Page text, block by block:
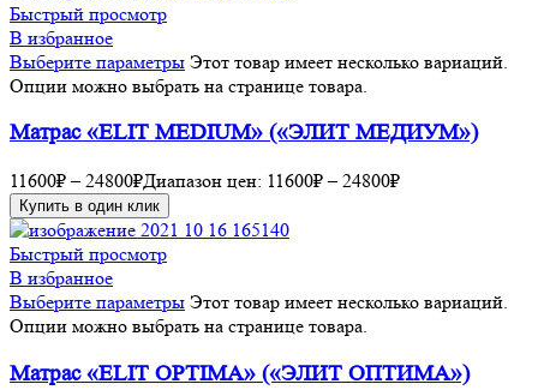
Быстрый просмотр
В избранное
Выберите параметры Этот товар имеет несколько вариаций.
Опции можно выбрать на странице товара.
Матрас «ELIT MEDIUM» («ЭЛИТ МЕДИУМ»)
11600₽ – 24800₽Диапазон цен: 11600₽ – 24800₽
Купить в один клик
Быстрый просмотр
В избранное
Выберите параметры Этот товар имеет несколько вариаций.
Опции можно выбрать на странице товара.
Матрас «ELIT OPTIMA» («ЭЛИТ ОПТИМА»)